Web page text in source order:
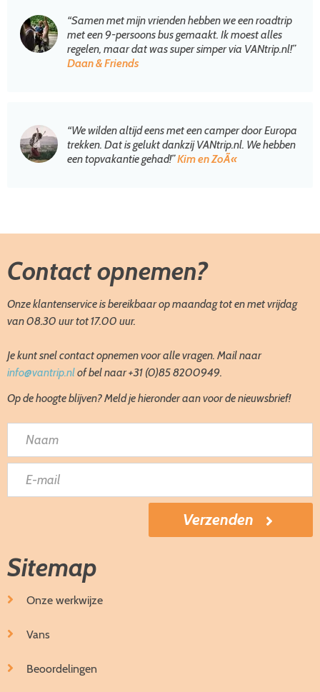
“Samen met mijn vrienden hebben we een roadtrip
met een 9-persoons bus gemaakt. Ik moest alles
regelen, maar dat was super simper via VANtrip.nl!”
Daan & Friends
“We wilden altijd eens met een camper door Europa
trekken. Dat is gelukt dankzij VANtrip.nl. We hebben
een topvakantie gehad!”Kim en ZoÃ«
Contact opnemen?
Onze klantenservice is bereikbaar op maandag tot en met vrijdag
van 08.30 uur tot 17.00 uur.
Je kunt snel contact opnemen voor alle vragen. Mail naar
info@vantrip.nlof bel naar +31 (0)85 8200949.
Op de hoogte blijven? Meld je hieronder aan voor de nieuwsbrief!
Sitemap
Onze werkwijze
Vans
Beoordelingen